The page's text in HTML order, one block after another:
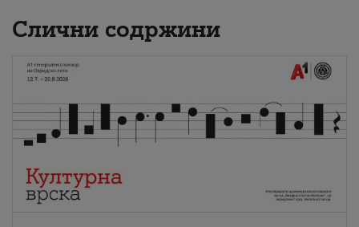
Слични содржини